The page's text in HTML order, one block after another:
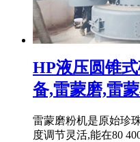
HP液压圆锥
备,雷蒙磨,雷
雷蒙磨粉机是原始珍
度调节灵活,能在80